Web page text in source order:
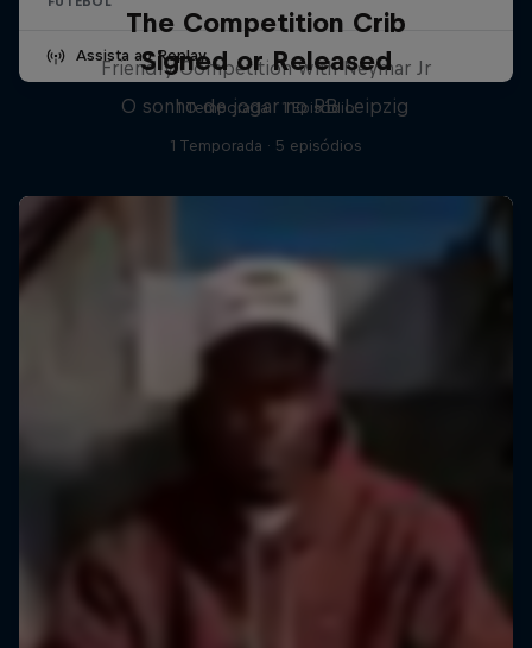
Assista ao Replay
The Competition Crib
Friendly Competition with Neymar Jr
1 Temporada · 1 Episódio
Signed or Released
O sonho de jogar no RB Leipzig
1 Temporada · 5 episódios